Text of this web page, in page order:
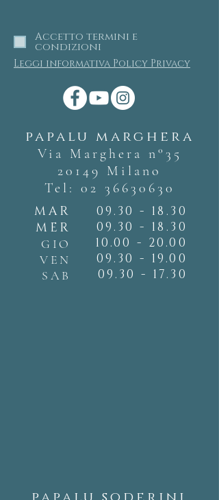
Accetto termini e
condizioni
Leggi informativa Policy Privacy
papalu marghera
Via Marghera n°35
20149 Milano
Tel: 02 36630630
MAR
MER
GIO
VEN
SAB
09.30 - 18.30
09.30 - 18.30
10.00 - 20.00
09.30 - 19.00
09.30 - 17.30